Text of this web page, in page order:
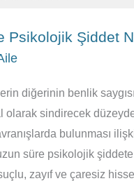
Psikolojik Şiddet
diğerinin benlik
olarak sindirecek
bulunması
süre psikolojik
zayıf ve çaresiz